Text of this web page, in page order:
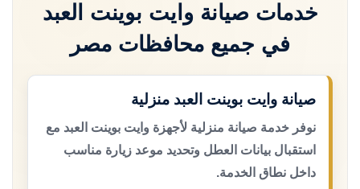
خدمات صيانة وايت بوينت العبد
في جميع محافظات مصر
صيانة وايت بوينت العبد منزلية
نوفر خدمة صيانة منزلية لأجهزة وايت بوينت العبد مع
استقبال بيانات العطل وتحديد موعد زيارة مناسب
داخل نطاق الخدمة.